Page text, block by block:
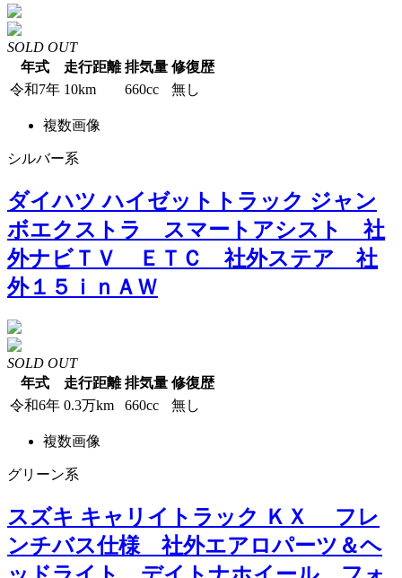
SOLD OUT
年式
走行距離 排気量 修復歴
令和7年 10km 660cc 無し
複数画像
シルバー系
ダイハツ ハイゼットトラック ジャン
ボエクストラ スマートアシスト 社
外ナビＴＶ ＥＴＣ 社外ステア 社
外１５ｉｎＡＷ
SOLD OUT
年式
走行距離 排気量 修復歴
令和6年 0.3万km 660cc 無し
複数画像
グリーン系
スズキ キャリイトラック ＫＸ フレ
ンチバス仕様 社外エアロパーツ＆ヘ